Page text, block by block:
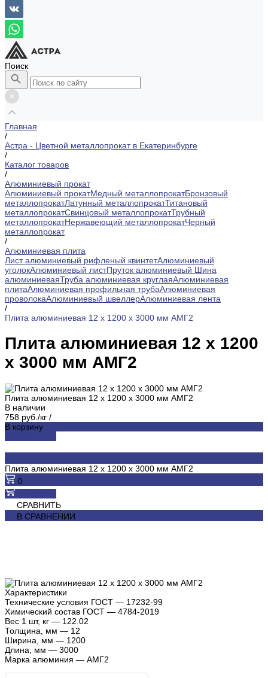
Поиск
Главная
/
Астра - Цветной металлопрокат в Екатеринбурге
/
Каталог товаров
/
Алюминиевый прокат
Алюминиевый прокатМедный металлопрокатБронзовый
металлопрокатЛатунный металлопрокатТитановый
металлопрокатСвинцовый металлопрокатТрубный
металлопрокатНержавеющий металлопрокатЧерный
металлопрокат
/
Алюминиевая плита
Лист алюминиевый рифленый квинтетАлюминиевый
уголокАлюминиевый листПруток алюминиевый Шина
алюминиеваяТруба алюминиевая круглаяАлюминиевая
плитаАлюминиевая профильная трубаАлюминиевая
проволокаАлюминиевый швеллерАлюминиевая лента
/
Плита алюминиевая 12 х 1200 х 3000 мм АМГ2
Плита алюминиевая 12 х 1200
х 3000 мм АМГ2
Плита алюминиевая 12 х 1200 х 3000 мм АМГ2
В наличии
758 руб./кг /
В корзину
Плита алюминиевая 12 х 1200 х 3000 мм АМГ2
0
СРАВНИТЬ
В СРАВНЕНИИ
Характеристики
Технические условия ГОСТ — 17232-99
Химический состав ГОСТ — 4784-2019
Вес 1 шт, кг — 122.02
Толщина, мм — 12
Ширина, мм — 1200
Длина, мм — 3000
Марка алюминия — АМГ2